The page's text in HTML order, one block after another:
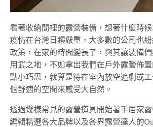
看著收納間裡的露營裝備，想著什麼時
疫情在台灣日趨嚴重，大多數的公司也
政策，在家的時間變長了，與其讓裝備
用武之地，不如拿出我們在戶外露營佈
點小巧思，就算是待在室內放空追劇或
個舒適的空間來感受大自然。
透過幾樣常見的露營道具開始著手居家
編輯精選各大品牌以及各界露營達人的